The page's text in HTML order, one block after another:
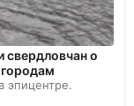
свердловчан о
городам
эпицентре.